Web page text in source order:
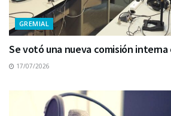
GREMIAL
Se votó una nueva comisión interna
17/07/2026